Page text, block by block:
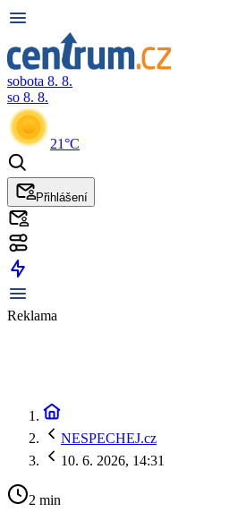
sobota 8. 8.
so 8. 8.
21°C
Přihlášení
Reklama
NESPECHEJ.cz
10. 6. 2026, 14:31
2 min